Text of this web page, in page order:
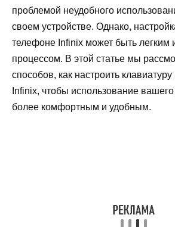
проблемой неудобного
своем устройстве. Однако,
телефоне Infinix может быть легким
процессом. В этой статье мы
способов, как настроить
Infinix, чтобы использование
более комфортным и удобным.